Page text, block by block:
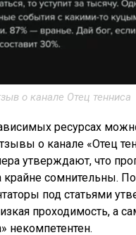
о канале Отец тенниса
ресурсах
о канале «Отец
утверждают, что
крайне сомнительны.
под статьями
проходимость, а
некомпетентен.